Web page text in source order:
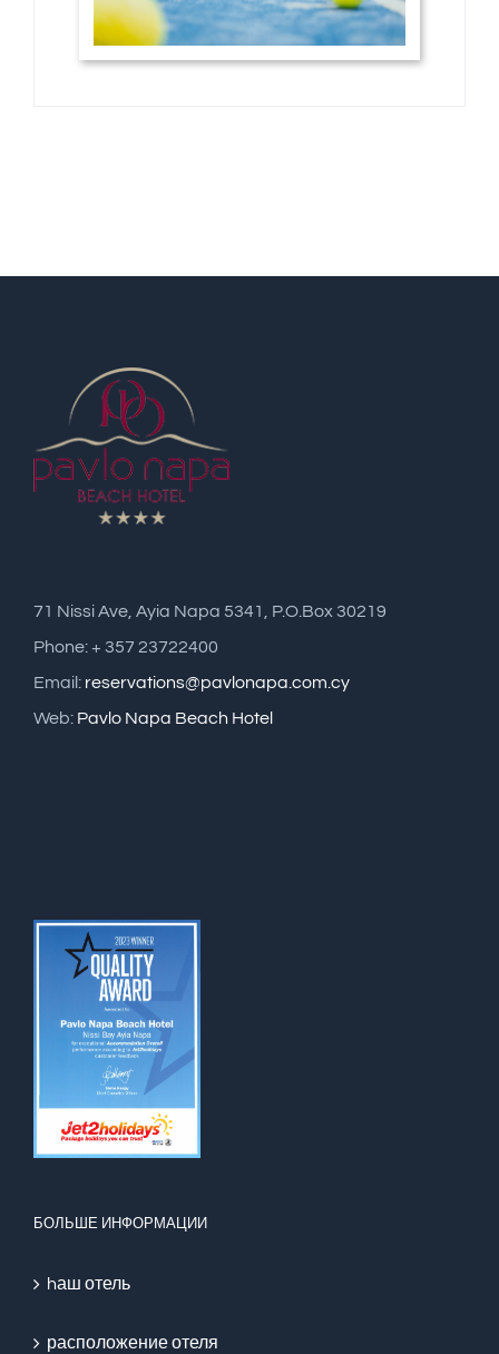
71 Nissi Ave, Ayia Napa 5341, P.O.Box 30219
Phone: + 357 23722400
Email: reservations@pavlonapa.com.cy
Web: Pavlo Napa Beach Hotel
БОЛЬШЕ ИНФОРМАЦИИ
hаш отель
расположение отеля